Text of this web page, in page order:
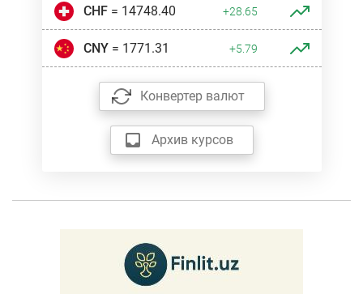
CHF= 14748.40 +28.65
CNY= 1771.31 +5.79
Конвертер валют
Архив курсов